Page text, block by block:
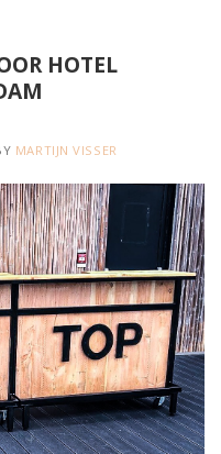
HOTEL
MARTIJN VISSER